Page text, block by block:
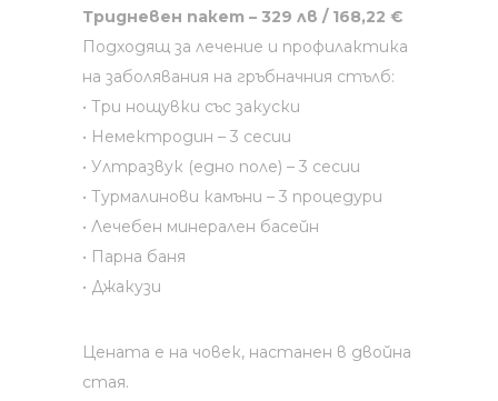
Тридневен пакет – 329 лв / 168,22 €
Подходящ за лечение и профилактика
на заболявания на гръбначния стълб:
• Три нощувки със закуски
• Немектродин – 3 сесии
• Ултразвук (едно поле) – 3 сесии
• Турмалинови камъни – 3 процедури
• Лечебен минерален басейн
• Парна баня
• Джакузи
Цената е на човек, настанен в двойна
стая.